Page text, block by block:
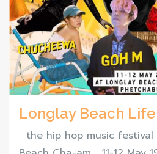
Longlay Beach
the hip hop music